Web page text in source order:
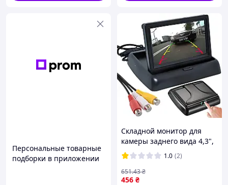
Персональные товарные
подборки в приложении
Складной монитор для
камеры заднего вида 4,3",
12V-24V / Автомобильный
монитор / Экран для
камеры в машину
1.0 (2)
456 ₴
651.43₴